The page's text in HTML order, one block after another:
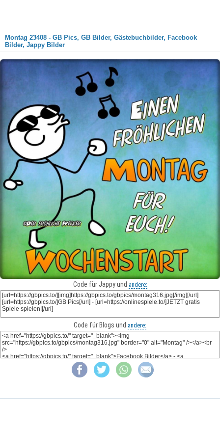
Montag 23408 - GB Pics, GB Bilder, Gästebuchbilder, Facebook
Bilder, Jappy Bilder
Code für Jappy und andere:
Code für Blogs und andere: